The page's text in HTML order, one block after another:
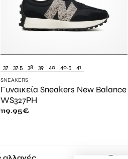
37 37.5 38 39 40 40.5 41
SNEAKERS
Γυναικεία Sneakers New Balance
WS327PH
119.95€